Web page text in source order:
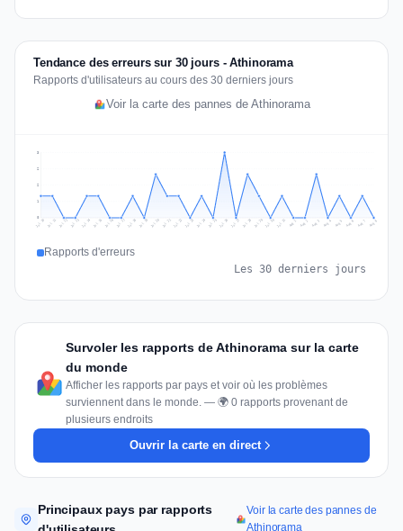
Tendance des erreurs sur 30 jours - Athinorama
Rapports d'utilisateurs au cours des 30 derniers jours
Voir la carte des pannes de Athinorama
1
2
2
3
Jul 10 Jul 11 Jul 12 Jul 13 Jul 14 Jul 15 Jul 16 Jul 17 Jul 18 Jul 19 Jul 20 Jul 21 Jul 22 Jul 23 Jul 24 Jul 25 Jul 26 Jul 27 Jul 28 Jul 29 Jul 30 Jul 31 Aug 1 Aug 2 Aug 3 Aug 4 Aug 5 Aug 6 Aug 7 Aug 8
Rapports d'erreurs
Les 30 derniers jours
Survoler les rapports de Athinorama sur la carte
du monde
Afficher les rapports par pays et voir où les problèmes
surviennent dans le monde. — 🌍 0 rapports provenant de
plusieurs endroits
Ouvrir la carte en direct
Principaux pays par rapports
Voir la carte des pannes de
Athinorama